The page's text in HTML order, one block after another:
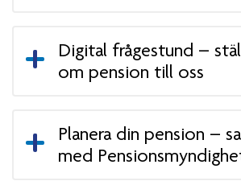
Digital frågestund –
om pension till oss
Planera din pension –
med